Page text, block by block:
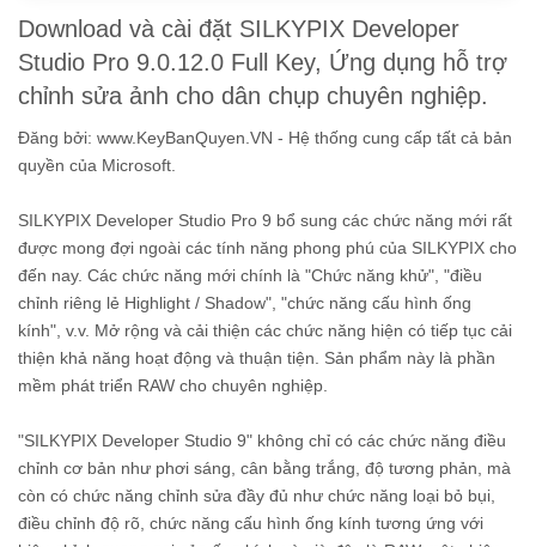
Download và cài đặt SILKYPIX Developer
Studio Pro 9.0.12.0 Full Key, Ứng dụng hỗ trợ
chỉnh sửa ảnh cho dân chụp chuyên nghiệp.
Đăng bởi: www.KeyBanQuyen.VN - Hệ thống cung cấp tất cả bản
quyền của Microsoft.
SILKYPIX Developer Studio Pro 9 bổ sung các chức năng mới rất
được mong đợi ngoài các tính năng phong phú của SILKYPIX cho
đến nay. Các chức năng mới chính là "Chức năng khử", "điều
chỉnh riêng lẻ Highlight / Shadow", "chức năng cấu hình ống
kính", v.v. Mở rộng và cải thiện các chức năng hiện có tiếp tục cải
thiện khả năng hoạt động và thuận tiện. Sản phẩm này là phần
mềm phát triển RAW cho chuyên nghiệp.
"SILKYPIX Developer Studio 9" không chỉ có các chức năng điều
chỉnh cơ bản như phơi sáng, cân bằng trắng, độ tương phản, mà
còn có chức năng chỉnh sửa đầy đủ như chức năng loại bỏ bụi,
điều chỉnh độ rõ, chức năng cấu hình ống kính tương ứng với